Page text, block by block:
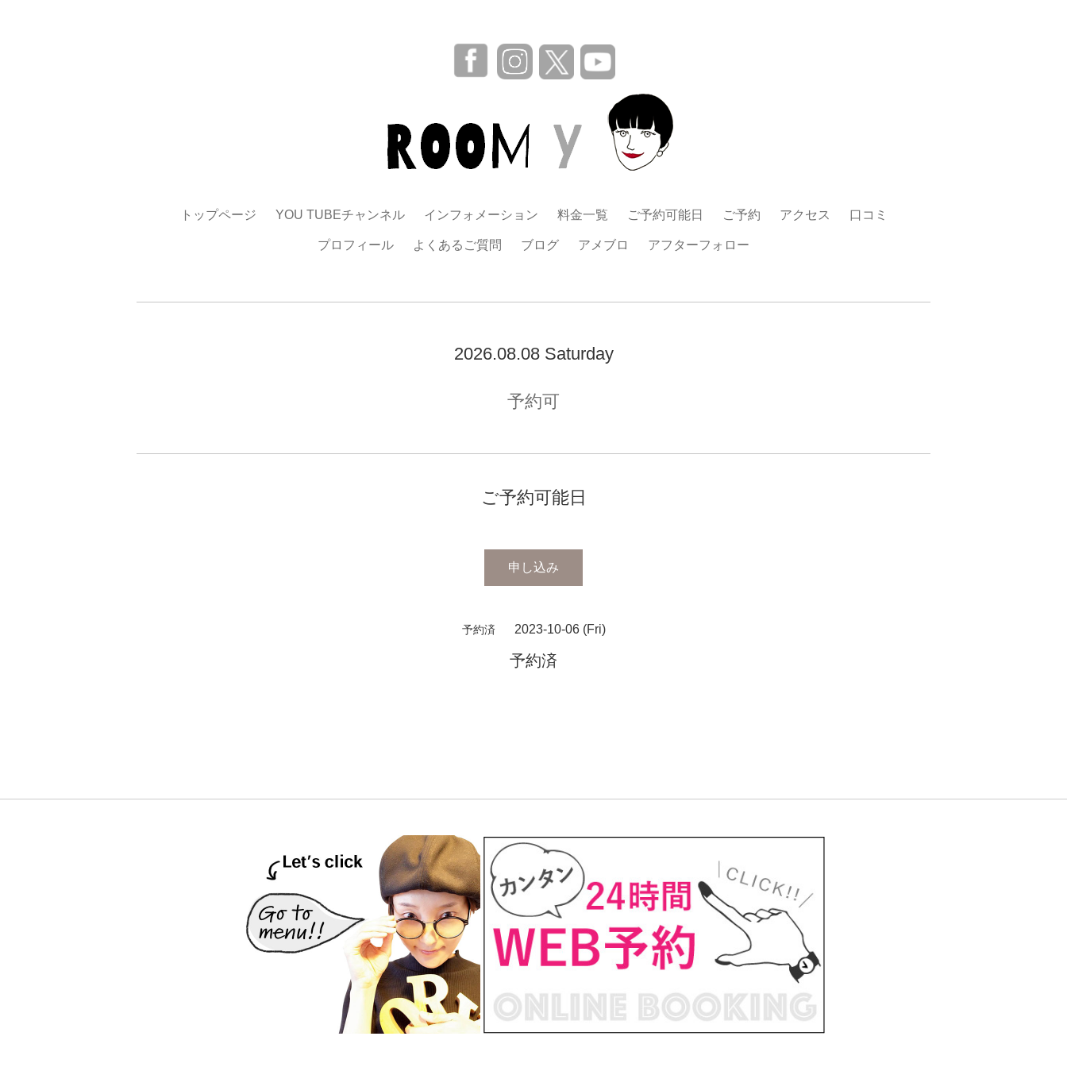
トップページ YOU TUBEチャンネル インフォメーション 料金一覧 ご予約可能日 ご予約 アクセス 口コミ
プロフィール よくあるご質問 ブログ アメブロ アフターフォロー
2026.08.08 Saturday
予約可
ご予約可能日
申し込み
予約済 2023-10-06 (Fri)
予約済